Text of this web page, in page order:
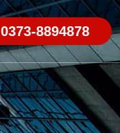
0373-8894878